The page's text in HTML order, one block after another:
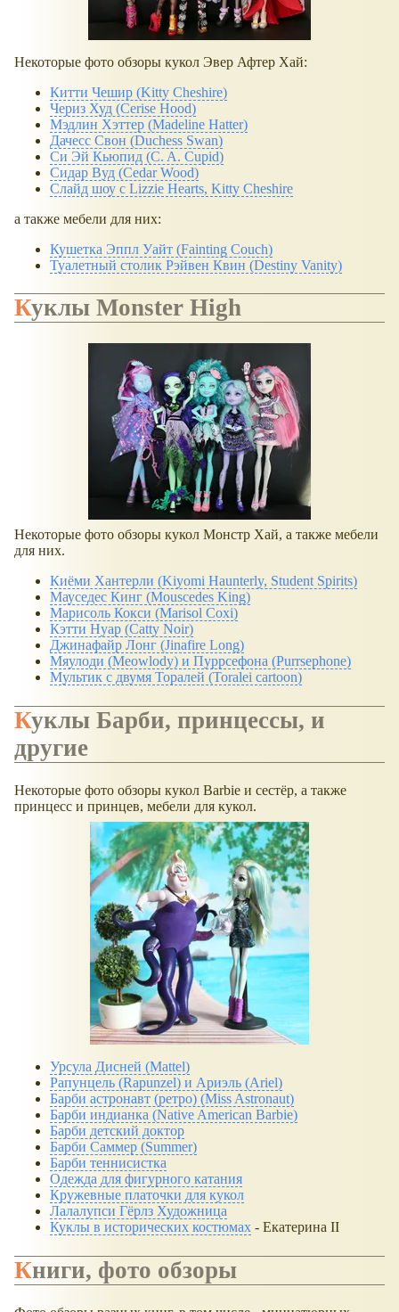
Некоторые фото обзоры кукол Эвер Афтер Хай:
Китти Чешир (Kitty Cheshire)
Чериз Худ (Cerise Hood)
Мэдлин Хэттер (Madeline Hatter)
Дачесс Свон (Duchess Swan)
Си Эй Кьюпид (C. A. Cupid)
Сидар Вуд (Cedar Wood)
Слайд шоу с Lizzie Hearts, Kitty Cheshire
а также мебели для них:
Кушетка Эппл Уайт (Fainting Couch)
Туалетный столик Рэйвен Квин (Destiny Vanity)
Куклы Monster High
Некоторые фото обзоры кукол Монстр Хай, а также мебели
для них.
Киёми Хантерли (Kiyomi Haunterly, Student Spirits)
Мауседес Кинг (Mouscedes King)
Марисоль Кокси (Marisol Coxi)
Кэтти Нуар (Catty Noir)
Джинафайр Лонг (Jinafire Long)
Мяулоди (Meowlody) и Пуррсефона (Purrsephone)
Мультик с двумя Торалей (Toralei cartoon)
Куклы Барби, принцессы, и
другие
Некоторые фото обзоры кукол Barbie и сестёр, а также
принцесс и принцев, мебели для кукол.
Урсула Дисней (Mattel)
Рапунцель (Rapunzel) и Ариэль (Ariel)
Барби астронавт (ретро) (Miss Astronaut)
Барби индианка (Native American Barbie)
Барби детский доктор
Барби Саммер (Summer)
Барби теннисистка
Одежда для фигурного катания
Кружевные платочки для кукол
Лалалупси Гёрлз Художница
Куклы в исторических костюмах - Екатерина II
Книги, фото обзоры